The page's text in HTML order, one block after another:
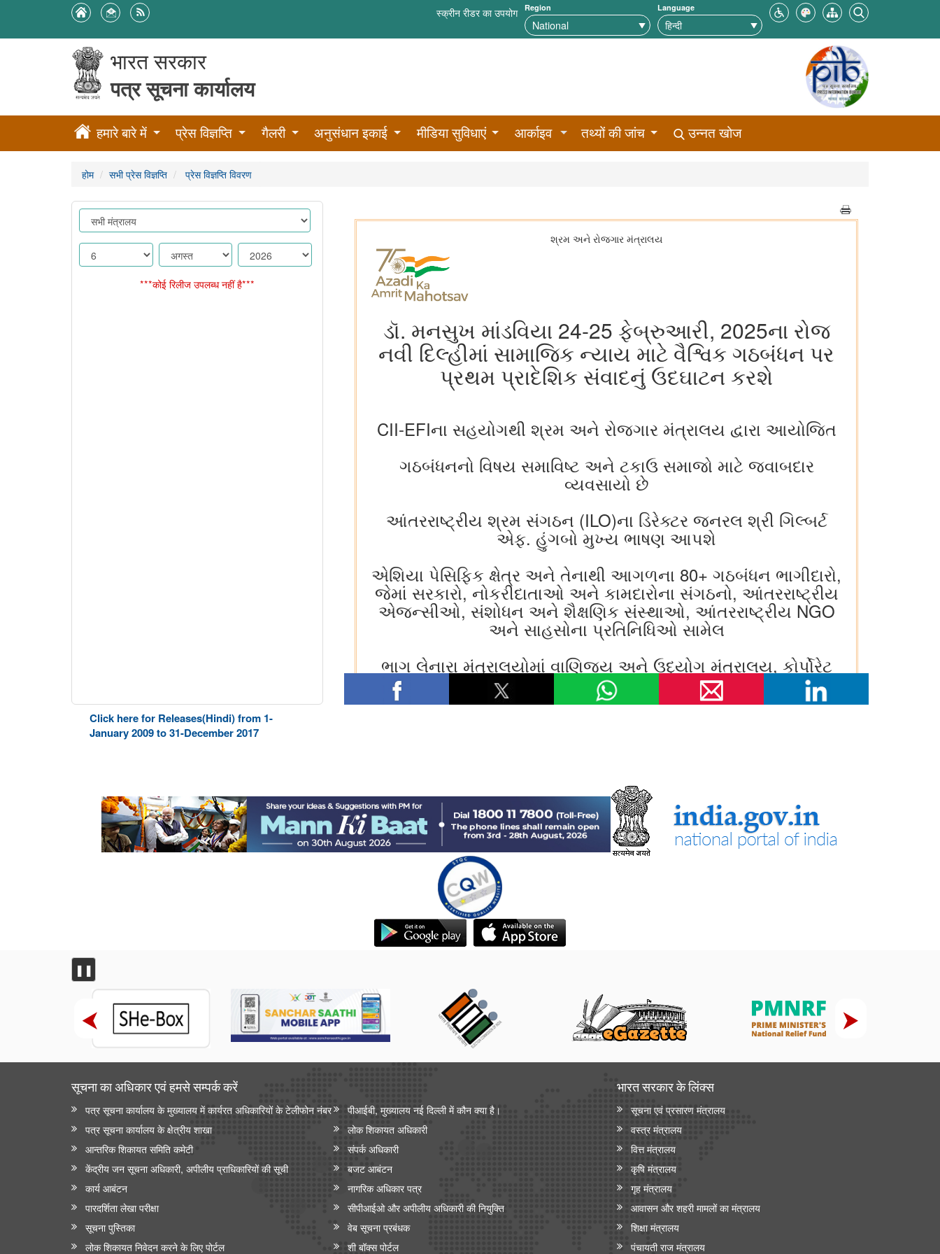
स्क्रीन रीडर का उपयोग Region Language
भारत सरकार
पत्र सूचना कार्यालय
हमारे बारे में प्रेस विज्ञप्ति गैलरी अनुसंधान इकाई मीडिया सुविधाएं आर्काइव तथ्यों की जांच उन्नत खोज
होम सभी प्रेस विज्ञप्ति प्रेस विज्ञप्ति विवरण
***कोई रिलीज उपलब्ध नहीं है***
Click here for Releases(Hindi) from 1-
January 2009 to 31-December 2017
❚❚
सूचना का अधिकार एवं हमसे सम्‍पर्क करें
पत्र सूचना कार्यालय के मुख्यालय में कार्यरत अधिकारियों के टेलीफोन नंबर
पीआईबी, मुख्यालय नई दिल्ली में कौन क्या है।
पत्र सूचना कार्यालय के क्षेत्रीय शाखा
लोक शिकायत अधिकारी
आन्‍तरिक शिकायत समिति कमेटी
संपर्क अधिकारी
केंद्रीय जन सूचना अधिकारी, अपीलीय प्राधिकारियों की सूची
बजट आबंटन
कार्य आबंटन
नागरिक अधिकार पत्र
पारदर्शिता लेखा परीक्षा
सीपीआईओ और अपी‍लीय अधिकारी की नियुक्ति
सूचना पुस्तिका
वेब सूचना प्रबंधक
लोक शिकायत निवेदन करने के लिए पोर्टल
शी बॉक्स पोर्टल
भारत सरकार के लिंक्‍स
सूचना एवं प्रसारण मंत्रालय
वस्त्र मंत्रालय
वित्त मंत्रालय
कृषि मंत्रालय
गृह मंत्रालय
आवासन और शहरी मामलों का मंत्रालय
शिक्षा मंत्रालय
पंचायती राज मंत्रालय